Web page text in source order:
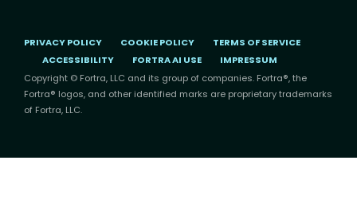
PRIVACY POLICY COOKIE POLICY
TERMS OF SERVICE
ACCESSIBILITY
FORTRA AI USE
IMPRESSUM
Copyright © Fortra, LLC and its group of companies. Fortra®, the
Fortra® logos, and other identified marks are proprietary trademarks
of Fortra, LLC.